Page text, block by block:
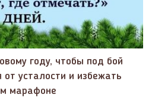
году, чтобы под бой
от усталости и избежать
марафоне